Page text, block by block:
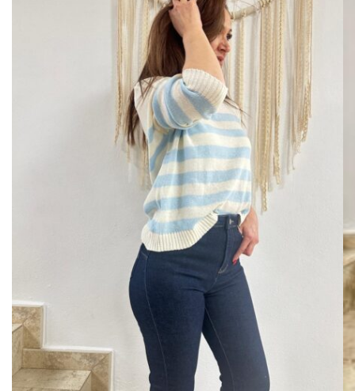
MODA CHICA
BEAUTY
PERFUMES
BISUTERIA
BOLSOS Y MONEDEROS
CALZADO
COMPLEMENTOS
TECNOLOGIA